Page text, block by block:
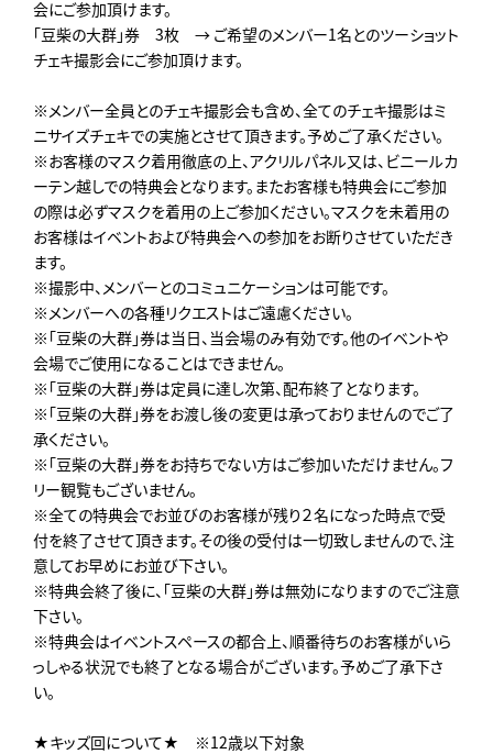
会にご参加頂けます。
「豆柴の大群」券 3枚 → ご希望のメンバー1名とのツーショット
チェキ撮影会にご参加頂けます。
※メンバー全員とのチェキ撮影会も含め、全てのチェキ撮影はミ
ニサイズチェキでの実施とさせて頂きます。予めご了承ください。
※お客様のマスク着⽤徹底の上、アクリルパネル又は、ビニールカ
ーテン越しでの特典会となります。またお客様も特典会にご参加
の際は必ずマスクを着用の上ご参加ください。マスクを未着用の
お客様はイベントおよび特典会への参加をお断りさせていただき
ます。
※撮影中、メンバーとのコミュニケーションは可能です。
※メンバーへの各種リクエストはご遠慮ください。
※「豆柴の大群」券は当日、当会場のみ有効です。他のイベントや
会場でご使用になることはできません。
※「豆柴の大群」券は定員に達し次第、配布終了となります。
※「豆柴の大群」券をお渡し後の変更は承っておりませんのでご了
承ください。
※「豆柴の大群」券をお持ちでない方はご参加いただけません。フ
リー観覧もございません。
※全ての特典会でお並びのお客様が残り２名になった時点で受
付を終了させて頂きます。その後の受付は一切致しませんので、注
意してお早めにお並び下さい。
※特典会終了後に、「豆柴の大群」券は無効になりますのでご注意
下さい。
※特典会はイベントスペースの都合上、順番待ちのお客様がいら
っしゃる状況でも終了となる場合がございます。予めご了承下さ
い。
★キッズ回について★ ※12歳以下対象